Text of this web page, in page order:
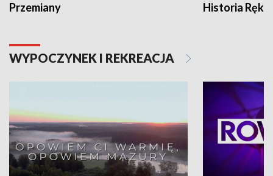
Przemiany Historia Ręką
WYPOCZYNEK I REKREACJA